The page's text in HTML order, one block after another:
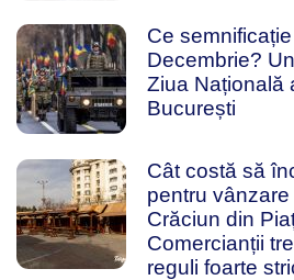
Ce
Decembrie?
Ziua Națională
București
Cât costă să
pentru
Crăciun din
Comercianții
reguli foarte